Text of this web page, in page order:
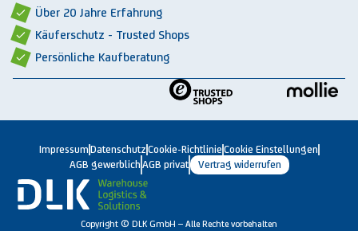
Über 20 Jahre Erfahrung
Käuferschutz - Trusted Shops
Persönliche Kaufberatung
Impressum Datenschutz Cookie-Richtlinie Cookie Einstellungen
AGB gewerblich AGB privat Vertrag widerrufen
Copyright © DLK GmbH – Alle Rechte vorbehalten